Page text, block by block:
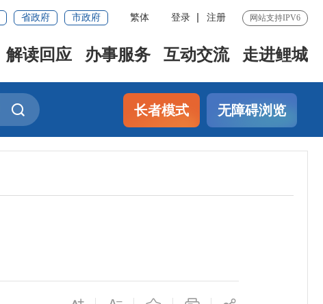
省政府 市政府 繁体 登录 注册 网站支持IPV6
解读回应 办事服务 互动交流 走进鲤城
长者模式 无障碍浏览